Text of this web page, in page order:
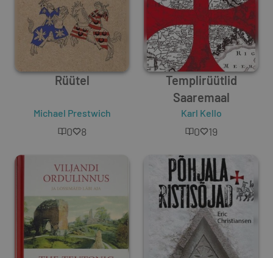
Rüütel
Michael Prestwich
0 8
Templirüütlid
Saaremaal
Karl Kello
0 19